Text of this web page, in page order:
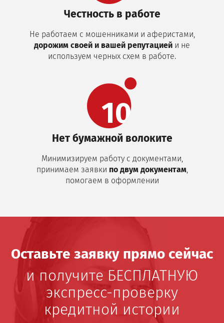
Честность в работе
Не работаем с мошенниками и аферистами,
дорожим своей и вашей репутацией и не
используем черных схем в работе.
Нет бумажной волоките
Минимизируем работу с документами,
принимаем заявки по двум документам,
помогаем в оформлении
Оставьте заявку прямо сейчас
и получите БЕСПЛАТНУЮ
экспресс-проверку
кредитной истории